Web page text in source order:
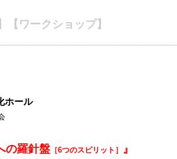
ワークショップ】
ホール
の羅針盤 ［6つのスピリット］ 』